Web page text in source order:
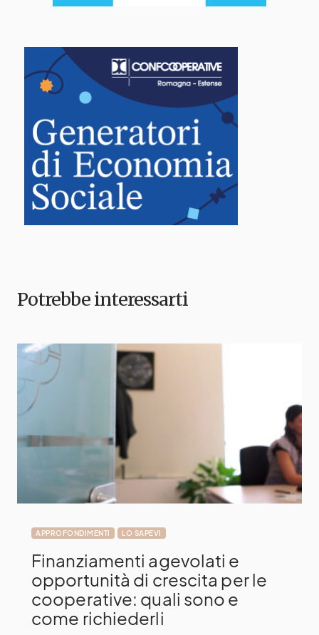
Potrebbe interessarti
APPROFONDIMENTI LO SAPEVI
Finanziamenti agevolati e
opportunità di crescita per le
cooperative: quali sono e
come richiederli